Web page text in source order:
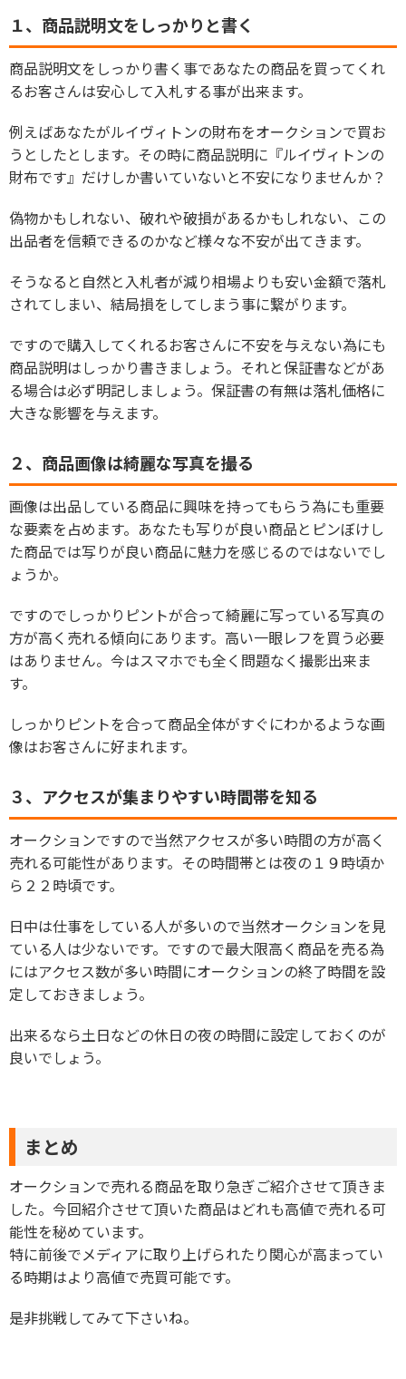
１、 商品説明文をしっかりと書く
商品説明文をしっかり書く事であなたの商品を買ってくれ
るお客さんは安心して入札する事が出来ます。
例えばあなたがルイヴィトンの財布をオークションで買お
うとしたとします。その時に商品説明に『ルイヴィトンの
財布です』だけしか書いていないと不安になりませんか？
偽物かもしれない、破れや破損があるかもしれない、この
出品者を信頼できるのかなど様々な不安が出てきます。
そうなると自然と入札者が減り相場よりも安い金額で落札
されてしまい、結局損をしてしまう事に繋がります。
ですので購入してくれるお客さんに不安を与えない為にも
商品説明はしっかり書きましょう。それと保証書などがあ
る場合は必ず明記しましょう。保証書の有無は落札価格に
大きな影響を与えます。
２、商品画像は綺麗な写真を撮る
画像は出品している商品に興味を持ってもらう為にも重要
な要素を占めます。あなたも写りが良い商品とピンぼけし
た商品では写りが良い商品に魅力を感じるのではないでし
ょうか。
ですのでしっかりピントが合って綺麗に写っている写真の
方が高く売れる傾向にあります。高い一眼レフを買う必要
はありません。今はスマホでも全く問題なく撮影出来ま
す。
しっかりピントを合って商品全体がすぐにわかるような画
像はお客さんに好まれます。
３、アクセスが集まりやすい時間帯を知る
オークションですので当然アクセスが多い時間の方が高く
売れる可能性があります。その時間帯とは夜の１９時頃か
ら２２時頃です。
日中は仕事をしている人が多いので当然オークションを見
ている人は少ないです。ですので最大限高く商品を売る為
にはアクセス数が多い時間にオークションの終了時間を設
定しておきましょう。
出来るなら土日などの休日の夜の時間に設定しておくのが
良いでしょう。
まとめ
オークションで売れる商品を取り急ぎご紹介させて頂きま
した。今回紹介させて頂いた商品はどれも高値で売れる可
能性を秘めています。
特に前後でメディアに取り上げられたり関心が高まってい
る時期はより高値で売買可能です。
是非挑戦してみて下さいね。